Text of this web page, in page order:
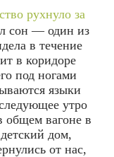
рухнуло за
сон — один из
в течение
в коридоре
под ногами
языки
утро
общем вагоне в
дом,
от нас,